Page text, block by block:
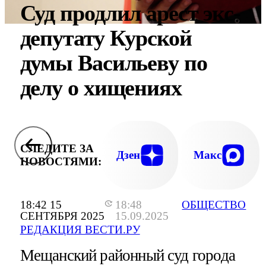
18:42 15
СЕНТЯБРЯ 2025
18:48
15.09.2025
РЕДАКЦИЯ ВЕСТИ.РУ
ОБЩЕСТВО
Суд продлил арест экс-
депутату Курской
думы Васильеву по
делу о хищениях
СЛЕДИТЕ ЗА
НОВОСТЯМИ:
Дзен Макс
Мещанский районный суд города